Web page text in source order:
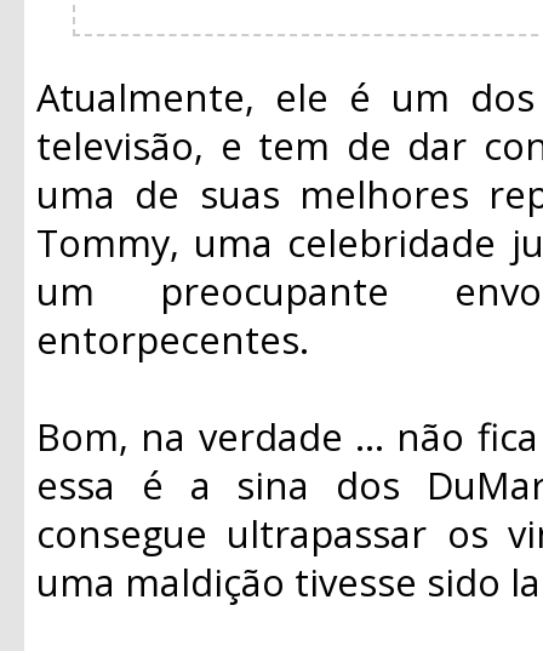
Atualmente, ele é um
televisão, e tem de dar
uma de suas melhores
Tommy, uma celebridade
um preocupante
entorpecentes.
Bom, na verdade ... não
essa é a sina dos
consegue ultrapassar os
uma maldição tivesse sido